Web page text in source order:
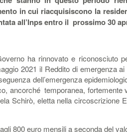
in cui riacquisiscono la
all’Inps entro il prossimo 30
ha rinnovato e riconosciuto
2021 il Reddito di emergenza
dell’emergenza
ancorché temporanea, fortemente
Schirò, eletta nella circoscrizione
800 euro mensili a seconda del